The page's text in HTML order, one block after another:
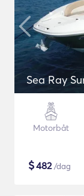
Sea Ray
Motorbåt
$482/dag